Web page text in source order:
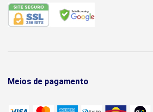
Meios de pagamento